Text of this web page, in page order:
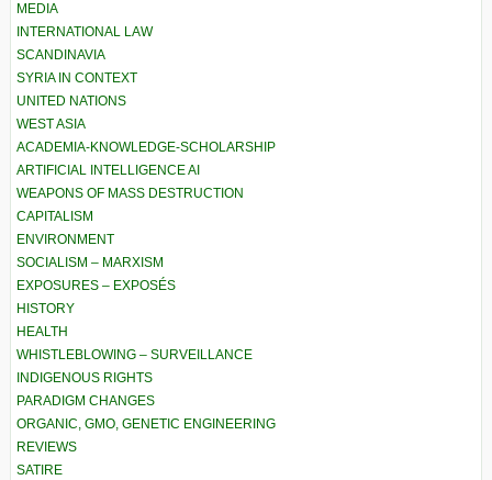
MEDIA
INTERNATIONAL LAW
SCANDINAVIA
SYRIA IN CONTEXT
UNITED NATIONS
WEST ASIA
ACADEMIA-KNOWLEDGE-SCHOLARSHIP
ARTIFICIAL INTELLIGENCE AI
WEAPONS OF MASS DESTRUCTION
CAPITALISM
ENVIRONMENT
SOCIALISM – MARXISM
EXPOSURES – EXPOSÉS
HISTORY
HEALTH
WHISTLEBLOWING – SURVEILLANCE
INDIGENOUS RIGHTS
PARADIGM CHANGES
ORGANIC, GMO, GENETIC ENGINEERING
REVIEWS
SATIRE